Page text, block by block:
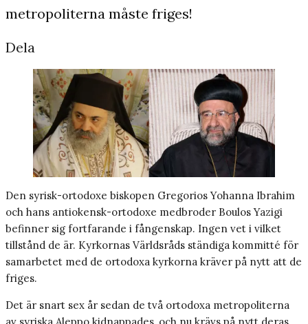
metropoliterna måste friges!
Dela
Den syrisk-ortodoxe biskopen Gregorios Yohanna Ibrahim
och hans antiokensk-ortodoxe medbroder Boulos Yazigi
befinner sig fortfarande i fångenskap. Ingen vet i vilket
tillstånd de är. Kyrkornas Världsråds ständiga kommitté för
samarbetet med de ortodoxa kyrkorna kräver på nytt att de
friges.
Det är snart sex år sedan de två ortodoxa metropoliterna